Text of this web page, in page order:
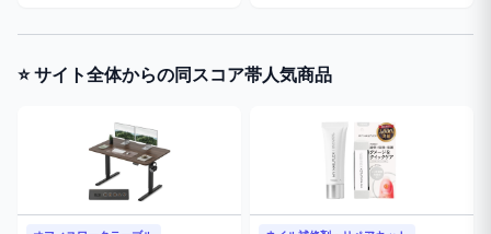
⭐ サイト全体からの同スコア帯人気商品